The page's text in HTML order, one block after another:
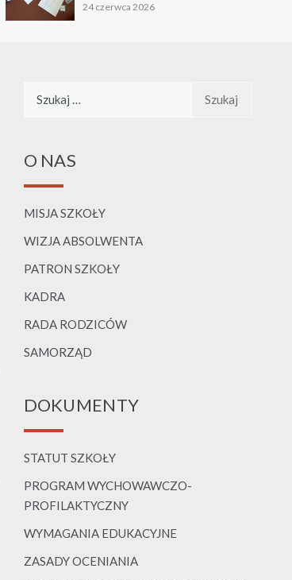
24 czerwca 2026
O NAS
MISJA SZKOŁY
WIZJA ABSOLWENTA
PATRON SZKOŁY
KADRA
RADA RODZICÓW
SAMORZĄD
DOKUMENTY
STATUT SZKOŁY
PROGRAM WYCHOWAWCZO-
PROFILAKTYCZNY
WYMAGANIA EDUKACYJNE
ZASADY OCENIANIA